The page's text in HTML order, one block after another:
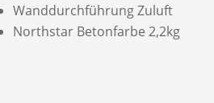
Wanddurchführung Zuluft
Northstar Betonfarbe 2,2kg